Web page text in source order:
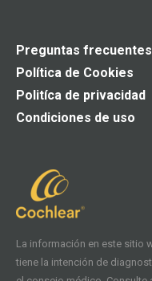
La información en este sitio
tiene la intención de
Preguntas frecuentes
Política de Cookies
Politíca de privacidad
Condiciones de uso